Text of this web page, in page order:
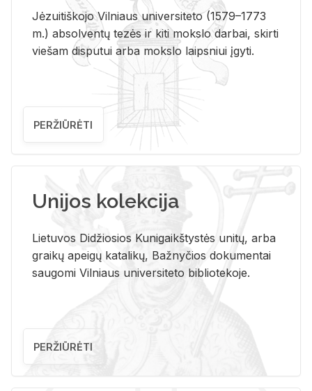
Jėzuitiškojo Vilniaus universiteto (1579–1773
m.) absolventų tezės ir kiti mokslo darbai, skirti
viešam disputui arba mokslo laipsniui įgyti.
PERŽIŪRĖTI
Unijos kolekcija
Lietuvos Didžiosios Kunigaikštystės unitų, arba
graikų apeigų katalikų, Bažnyčios dokumentai
saugomi Vilniaus universiteto bibliotekoje.
PERŽIŪRĖTI